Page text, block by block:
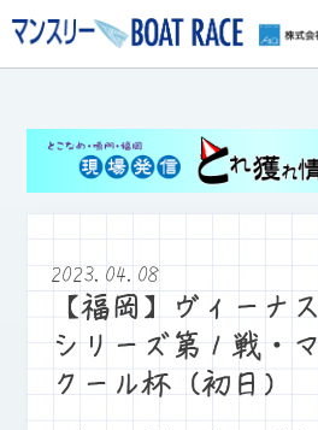
2023.04.08
【福岡】ヴィーナス
シリーズ第１戦・マ
クール杯（初日）